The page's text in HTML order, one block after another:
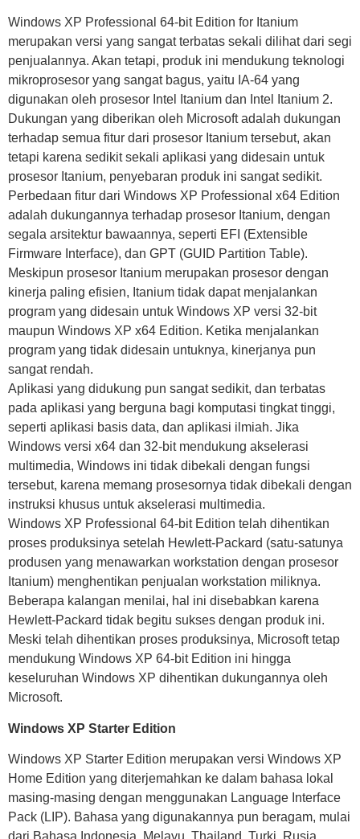
Windows XP Professional 64-bit Edition for Itanium
merupakan versi yang sangat terbatas sekali dilihat dari segi
penjualannya. Akan tetapi, produk ini mendukung teknologi
mikroprosesor yang sangat bagus, yaitu IA-64 yang
digunakan oleh prosesor Intel Itanium dan Intel Itanium 2.
Dukungan yang diberikan oleh Microsoft adalah dukungan
terhadap semua fitur dari prosesor Itanium tersebut, akan
tetapi karena sedikit sekali aplikasi yang didesain untuk
prosesor Itanium, penyebaran produk ini sangat sedikit.
Perbedaan fitur dari Windows XP Professional x64 Edition
adalah dukungannya terhadap prosesor Itanium, dengan
segala arsitektur bawaannya, seperti EFI (Extensible
Firmware Interface), dan GPT (GUID Partition Table).
Meskipun prosesor Itanium merupakan prosesor dengan
kinerja paling efisien, Itanium tidak dapat menjalankan
program yang didesain untuk Windows XP versi 32-bit
maupun Windows XP x64 Edition. Ketika menjalankan
program yang tidak didesain untuknya, kinerjanya pun
sangat rendah.
Aplikasi yang didukung pun sangat sedikit, dan terbatas
pada aplikasi yang berguna bagi komputasi tingkat tinggi,
seperti aplikasi basis data, dan aplikasi ilmiah. Jika
Windows versi x64 dan 32-bit mendukung akselerasi
multimedia, Windows ini tidak dibekali dengan fungsi
tersebut, karena memang prosesornya tidak dibekali dengan
instruksi khusus untuk akselerasi multimedia.
Windows XP Professional 64-bit Edition telah dihentikan
proses produksinya setelah Hewlett-Packard (satu-satunya
produsen yang menawarkan workstation dengan prosesor
Itanium) menghentikan penjualan workstation miliknya.
Beberapa kalangan menilai, hal ini disebabkan karena
Hewlett-Packard tidak begitu sukses dengan produk ini.
Meski telah dihentikan proses produksinya, Microsoft tetap
mendukung Windows XP 64-bit Edition ini hingga
keseluruhan Windows XP dihentikan dukungannya oleh
Microsoft.
Windows XP Starter Edition
Windows XP Starter Edition merupakan versi Windows XP
Home Edition yang diterjemahkan ke dalam bahasa lokal
masing-masing dengan menggunakan Language Interface
Pack (LIP). Bahasa yang digunakannya pun beragam, mulai